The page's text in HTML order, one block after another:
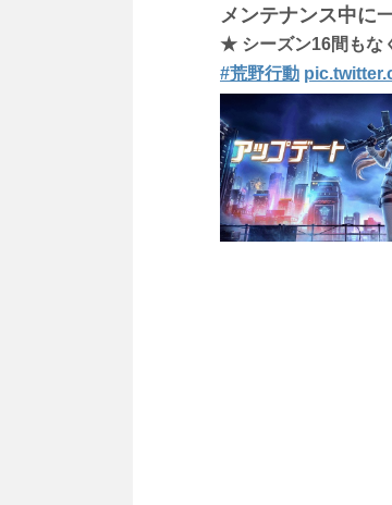
メンテナンス中に
★ シーズン16間もな
#荒野行動